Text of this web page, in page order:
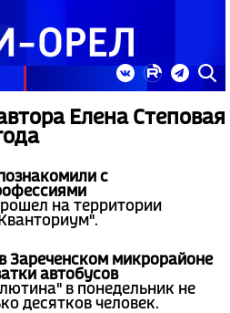
Елена Степовая
с
на территории
Зареченском микрорайоне
автобусов
в понедельник не
десятков человек.